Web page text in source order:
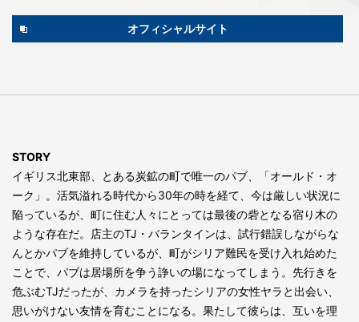
オフィシャルサイト
STORY
イギリス北東部、とある炭鉱の町で唯一のパブ、「オールド・オ
ーク」。活気溢れる時代から30年の時を経て、今は厳しい状況に
陥っているが、町に住む人々にとっては最後の砦となる宿り木の
ような存在だ。店主のTJ・バランタインは、試行錯誤しながらな
んとかパブを維持しているが、町がシリア難民を受け入れ始めた
ことで、パブは居場所を争う諍いの場になってしまう。先行きを
危ぶむTJだったが、カメラを持ったシリアの女性ヤラと出会い、
思いがけない友情を育むことになる。果たして彼らは、互いを理